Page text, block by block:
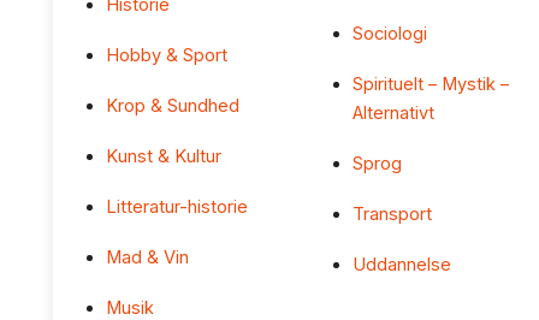
Historie
Hobby & Sport
Krop & Sundhed
Kunst & Kultur
Litteratur-historie
Mad & Vin
Musik
Sociologi
Spirituelt – Mystik –
Alternativt
Sprog
Transport
Uddannelse